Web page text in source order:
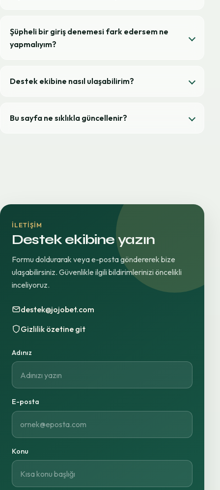
Şüpheli bir giriş denemesi fark edersem ne
yapmalıyım?
Destek ekibine nasıl ulaşabilirim?
Bu sayfa ne sıklıkla güncellenir?
İLETIŞIM
Destek ekibine yazın
Formu doldurarak veya e-posta göndererek bize
ulaşabilirsiniz. Güvenlikle ilgili bildirimlerinizi öncelikli
inceliyoruz.
destek@jojobet.com
Gizlilik özetine git
Adınız
E-posta
Konu